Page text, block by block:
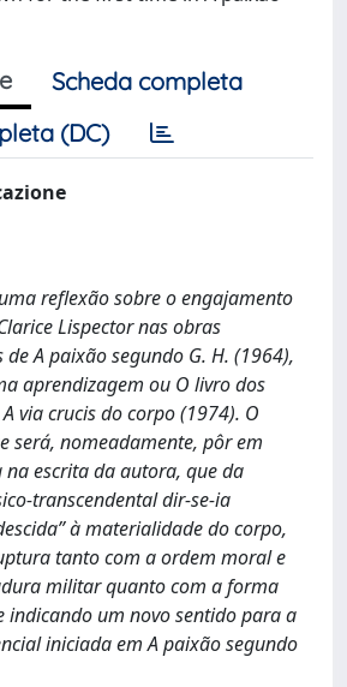
Scheda completa
(DC)
reflexão sobre o engajamento
Lispector nas obras
A paixão segundo G. H. (1964),
aprendizagem ou O livro dos
via crucis do corpo (1974). O
será, nomeadamente, pôr em
na escrita da autora, que da
transcendental dir-se-ia
à materialidade do corpo,
tanto com a ordem moral e
militar quanto com a forma
um novo sentido para a
iniciada em A paixão segundo